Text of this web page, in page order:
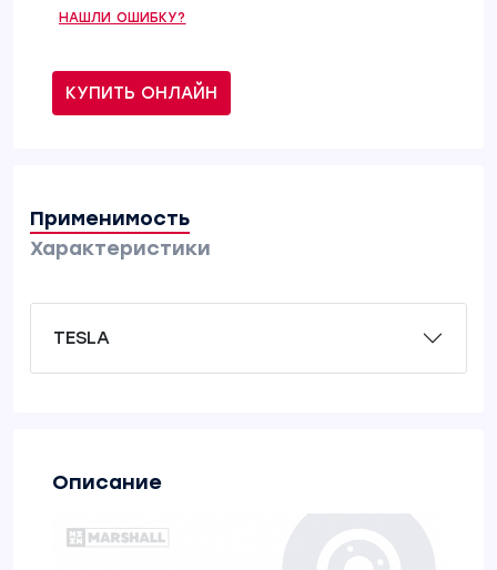
НАШЛИ ОШИБКУ?
КУПИТЬ ОНЛАЙН
Применимость
Характеристики
TESLA
Описание